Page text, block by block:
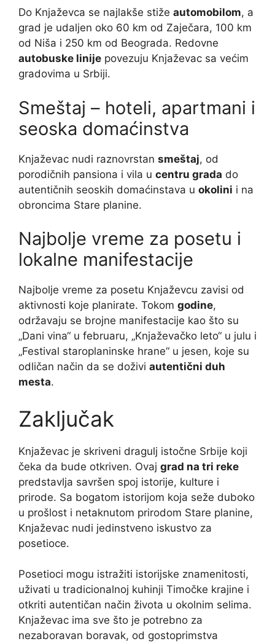
Do Knjaževca se najlakše stiže automobilom, a
grad je udaljen oko 60 km od Zaječara, 100 km
od Niša i 250 km od Beograda. Redovne
autobuske linije povezuju Knjaževac sa većim
gradovima u Srbiji.
Smeštaj – hoteli, apartmani i
seoska domaćinstva
Knjaževac nudi raznovrstan smeštaj, od
porodičnih pansiona i vila u centru grada do
autentičnih seoskih domaćinstava u okolini i na
obroncima Stare planine.
Najbolje vreme za posetu i
lokalne manifestacije
Najbolje vreme za posetu Knjaževcu zavisi od
aktivnosti koje planirate. Tokom godine,
održavaju se brojne manifestacije kao što su
„Dani vina“ u februaru, „Knjaževačko leto“ u julu i
„Festival staroplaninske hrane“ u jesen, koje su
odličan način da se doživi autentični duh
mesta.
Zaključak
Knjaževac je skriveni dragulj istočne Srbije koji
čeka da bude otkriven. Ovaj grad na tri reke
predstavlja savršen spoj istorije, kulture i
prirode. Sa bogatom istorijom koja seže duboko
u prošlost i netaknutom prirodom Stare planine,
Knjaževac nudi jedinstveno iskustvo za
posetioce.
Posetioci mogu istražiti istorijske znamenitosti,
uživati u tradicionalnoj kuhinji Timočke krajine i
otkriti autentičan način života u okolnim selima.
Knjaževac ima sve što je potrebno za
nezaboravan boravak, od gostoprimstva